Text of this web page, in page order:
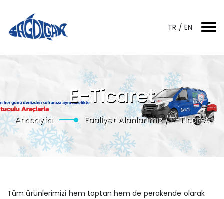
TR / EN
E-Ticaret
Anasayfa Faalİyet Alanlarımız /E-Ticaret
Tüm ürünlerimizi hem toptan hem de perakende olarak